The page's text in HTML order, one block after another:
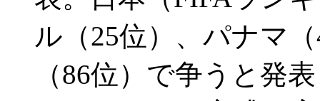
ル（25位）、パナマ
（86位）で争うと